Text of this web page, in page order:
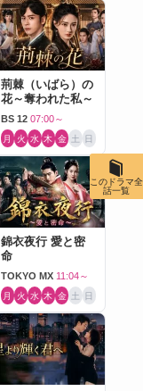
荊棘（いばら）の
花～奪われた私～
BS 12 07:00～
月 火 水 木 金 土 日
錦衣夜行 愛と密
命
TOKYO MX 11:04～
月 火 水 木 金 土 日
このドラマ全
話一覧